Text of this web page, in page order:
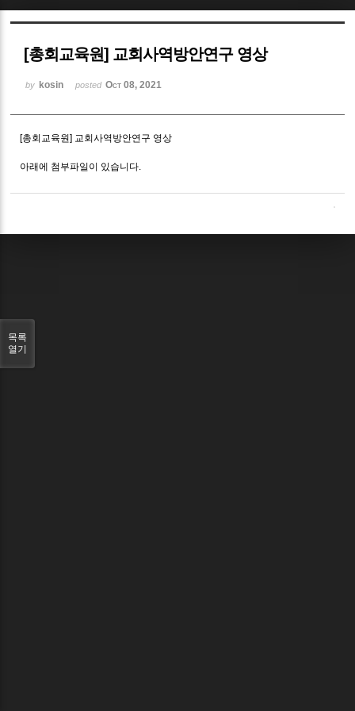
[총회교육원] 교회사역방안연구 영상
by kosin posted Oct 08, 2021
[총회교육원] 교회사역방안연구 영상
아래에 첨부파일이 있습니다.
목록
열기
Sketchbook5, 스케치북5
Sketchbook5, 스케치북5